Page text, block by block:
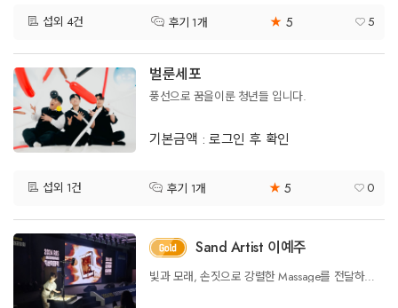
섭외 4건 후기 1개 ★ 5 5
벌룬세포
풍선으로 꿈을이룬 청년들 입니다.
기본금액 : 로그인 후 확인
섭외 1건 후기 1개 ★ 5 0
Sand Artist 이예주
빛과 모래, 손짓으로 강렬한 Massage를 전달하는 감성스토리~!